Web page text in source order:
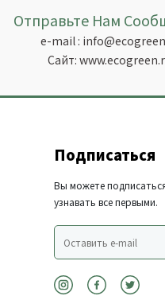
Отправьте Нам
e-mail :
Сайт:
Подписаться
Вы можете
узнавать все первыми.